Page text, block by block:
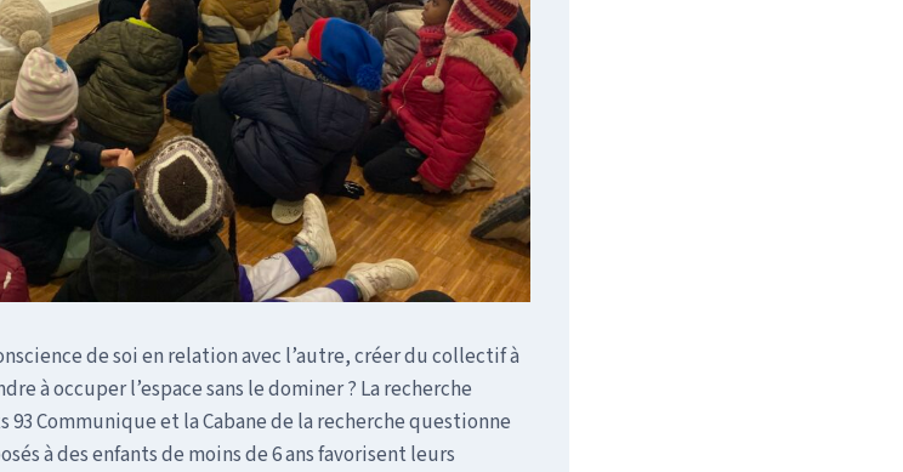
de soi en relation avec l’autre, créer du collectif à
à occuper l’espace sans le dominer ? La recherche
Communique et la Cabane de la recherche questionne
à des enfants de moins de 6 ans favorisent leurs